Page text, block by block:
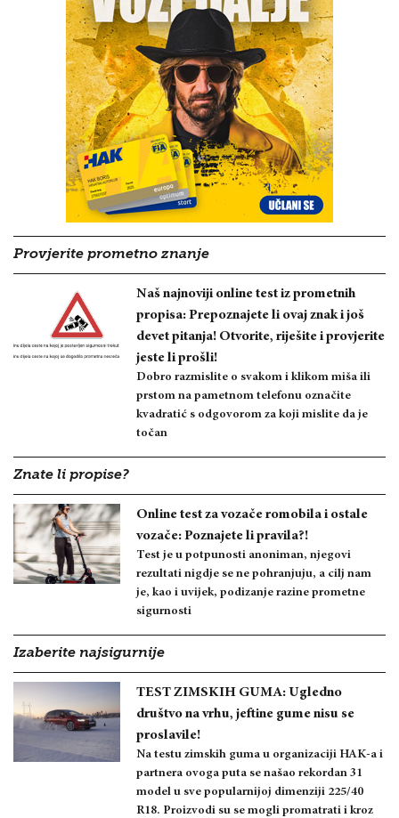
Provjerite prometno znanje
Naš najnoviji online test iz prometnih
propisa: Prepoznajete li ovaj znak i još
devet pitanja! Otvorite, riješite i provjerite
jeste li prošli!
Dobro razmislite o svakom i klikom miša ili
prstom na pametnom telefonu označite
kvadratić s odgovorom za koji mislite da je
točan
Znate li propise?
Online test za vozače romobila i ostale
vozače: Poznajete li pravila?!
Test je u potpunosti anoniman, njegovi
rezultati nigdje se ne pohranjuju, a cilj nam
je, kao i uvijek, podizanje razine prometne
sigurnosti
Izaberite najsigurnije
TEST ZIMSKIH GUMA: Ugledno
društvo na vrhu, jeftine gume nisu se
proslavile!
Na testu zimskih guma u organizaciji HAK-a i
partnera ovoga puta se našao rekordan 31
model u sve popularnijoj dimenziji 225/40
R18. Proizvodi su se mogli promatrati i kroz